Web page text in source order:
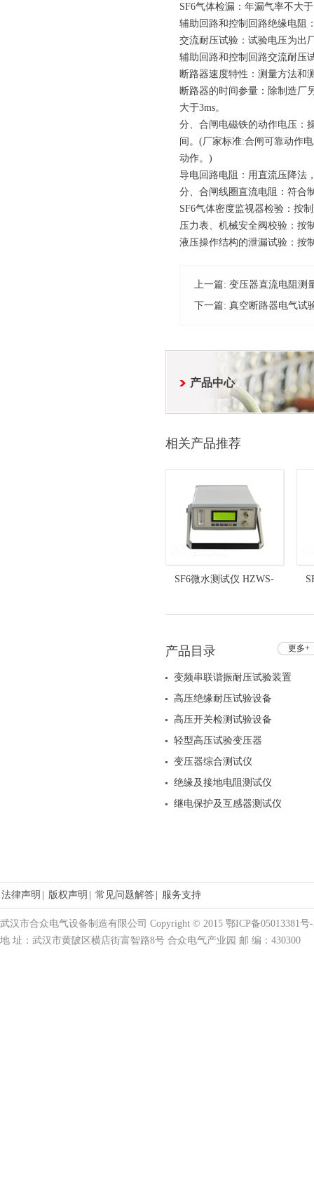
SF6气体检漏：年漏气率不大
辅助回路和控制回路绝缘电阻
交流耐压试验：试验电压为出
辅助回路和控制回路交流耐压
断路器速度特性：测量方法和
断路器的时间参量：除制造厂
大于3ms。
分、合闸电磁铁的动作电压：
间。(厂家标准:合闸可靠动作
动作。)
导电回路电阻：用直流压降法
分、合闸线圈直流电阻：符合
SF6气体密度监视器检验：按
压力表、机械安全阀校验：按
液压操作结构的泄漏试验：按
上一篇: 变压器直流电阻测
下一篇: 真空断路器电气试
产品中心
相关产品推荐
SF6微水测试仪 HZWS-
更多+
产品目录
变频串联谐振耐压试验装置
高压绝缘耐压试验设备
高压开关检测试验设备
轻型高压试验变压器
变压器综合测试仪
绝缘及接地电阻测试仪
继电保护及互感器测试仪
法律声明 版权声明 常见问题解答 服务支持
武汉市合众电气设备制造有限公司 Copyright © 2015 鄂ICP备05013381号
地 址：武汉市黄陂区横店街富智路8号 合众电气产业园 邮 编：430300